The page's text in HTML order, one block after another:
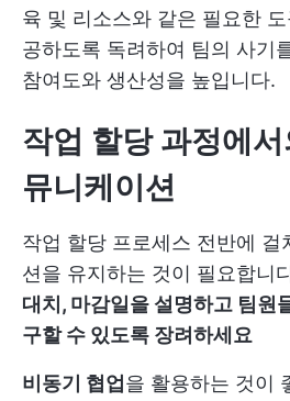
육 및 리소스와 같은 필요한
공하도록 독려하여 팀의 사기
참여도와 생산성을 높입니다.
작업 할당 과정에
뮤니케이션
작업 할당 프로세스 전반에 걸
션을 유지하는 것이 필요합니
대치, 마감일을 설명하고 팀원
구할 수 있도록 장려하세요
비동기 협업 을 활용하는 것이